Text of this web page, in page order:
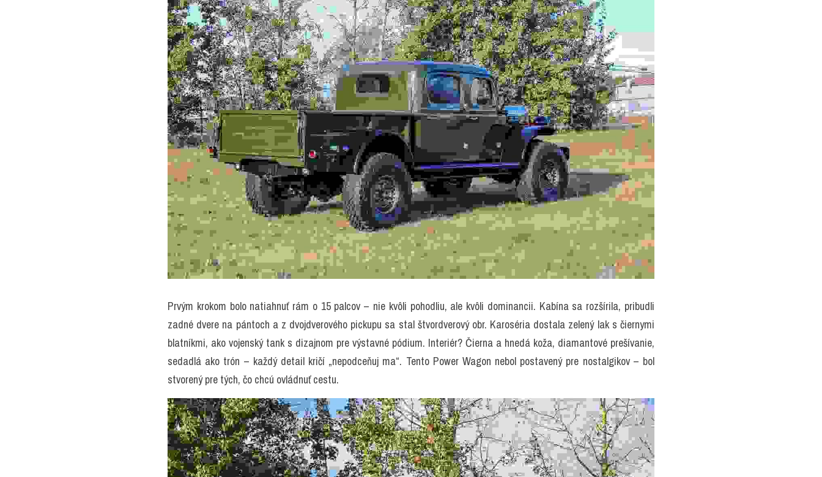
Prvým krokom bolo natiahnuť rám o 15 palcov – nie kvôli pohodliu, ale kvôli dominancii. Kabína sa rozšírila, pribudli
zadné dvere na pántoch a z dvojdverového pickupu sa stal štvordverový obr. Karoséria dostala zelený lak s čiernymi
blatníkmi, ako vojenský tank s dizajnom pre výstavné pódium. Interiér? Čierna a hnedá koža, diamantové prešívanie,
sedadlá ako trón – každý detail kričí „nepodceňuj ma“. Tento Power Wagon nebol postavený pre nostalgikov – bol
stvorený pre tých, čo chcú ovládnuť cestu.